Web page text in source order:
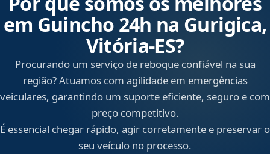
em Guincho 24h na Gurigica,
Vitória‑ES?
Procurando um serviço de reboque confiável na sua
região? Atuamos com agilidade em emergências
veiculares, garantindo um suporte eficiente, seguro e com
preço competitivo.
É essencial chegar rápido, agir corretamente e preservar o
seu veículo no processo.